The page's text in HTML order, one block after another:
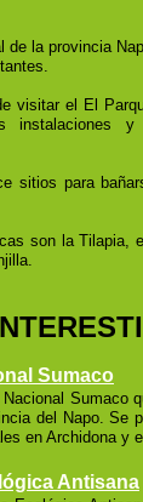
de la provincia
visitar el El
instalaciones
sitios para
son la Tilapia,
Sumaco
Sumaco
del Napo. Se
en Archidona y
Antisana